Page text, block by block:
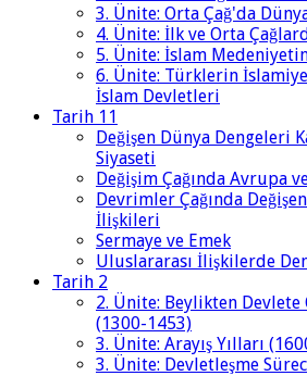
3. Ünite: Orta Çağ'da
4. Ünite: İlk ve Orta
5. Ünite: İslam
6. Ünite: Türklerin
İslam Devletleri
Tarih 11
Değişen Dünya Dengeleri
Siyaseti
Değişim Çağında Avrupa
Devrimler Çağında
İlişkileri
Sermaye ve Emek
Uluslararası İlişkilerde
Tarih 2
2. Ünite: Beylikten Devlete
(1300-1453)
3. Ünite: Arayış Yılları
3. Ünite: Devletleşme